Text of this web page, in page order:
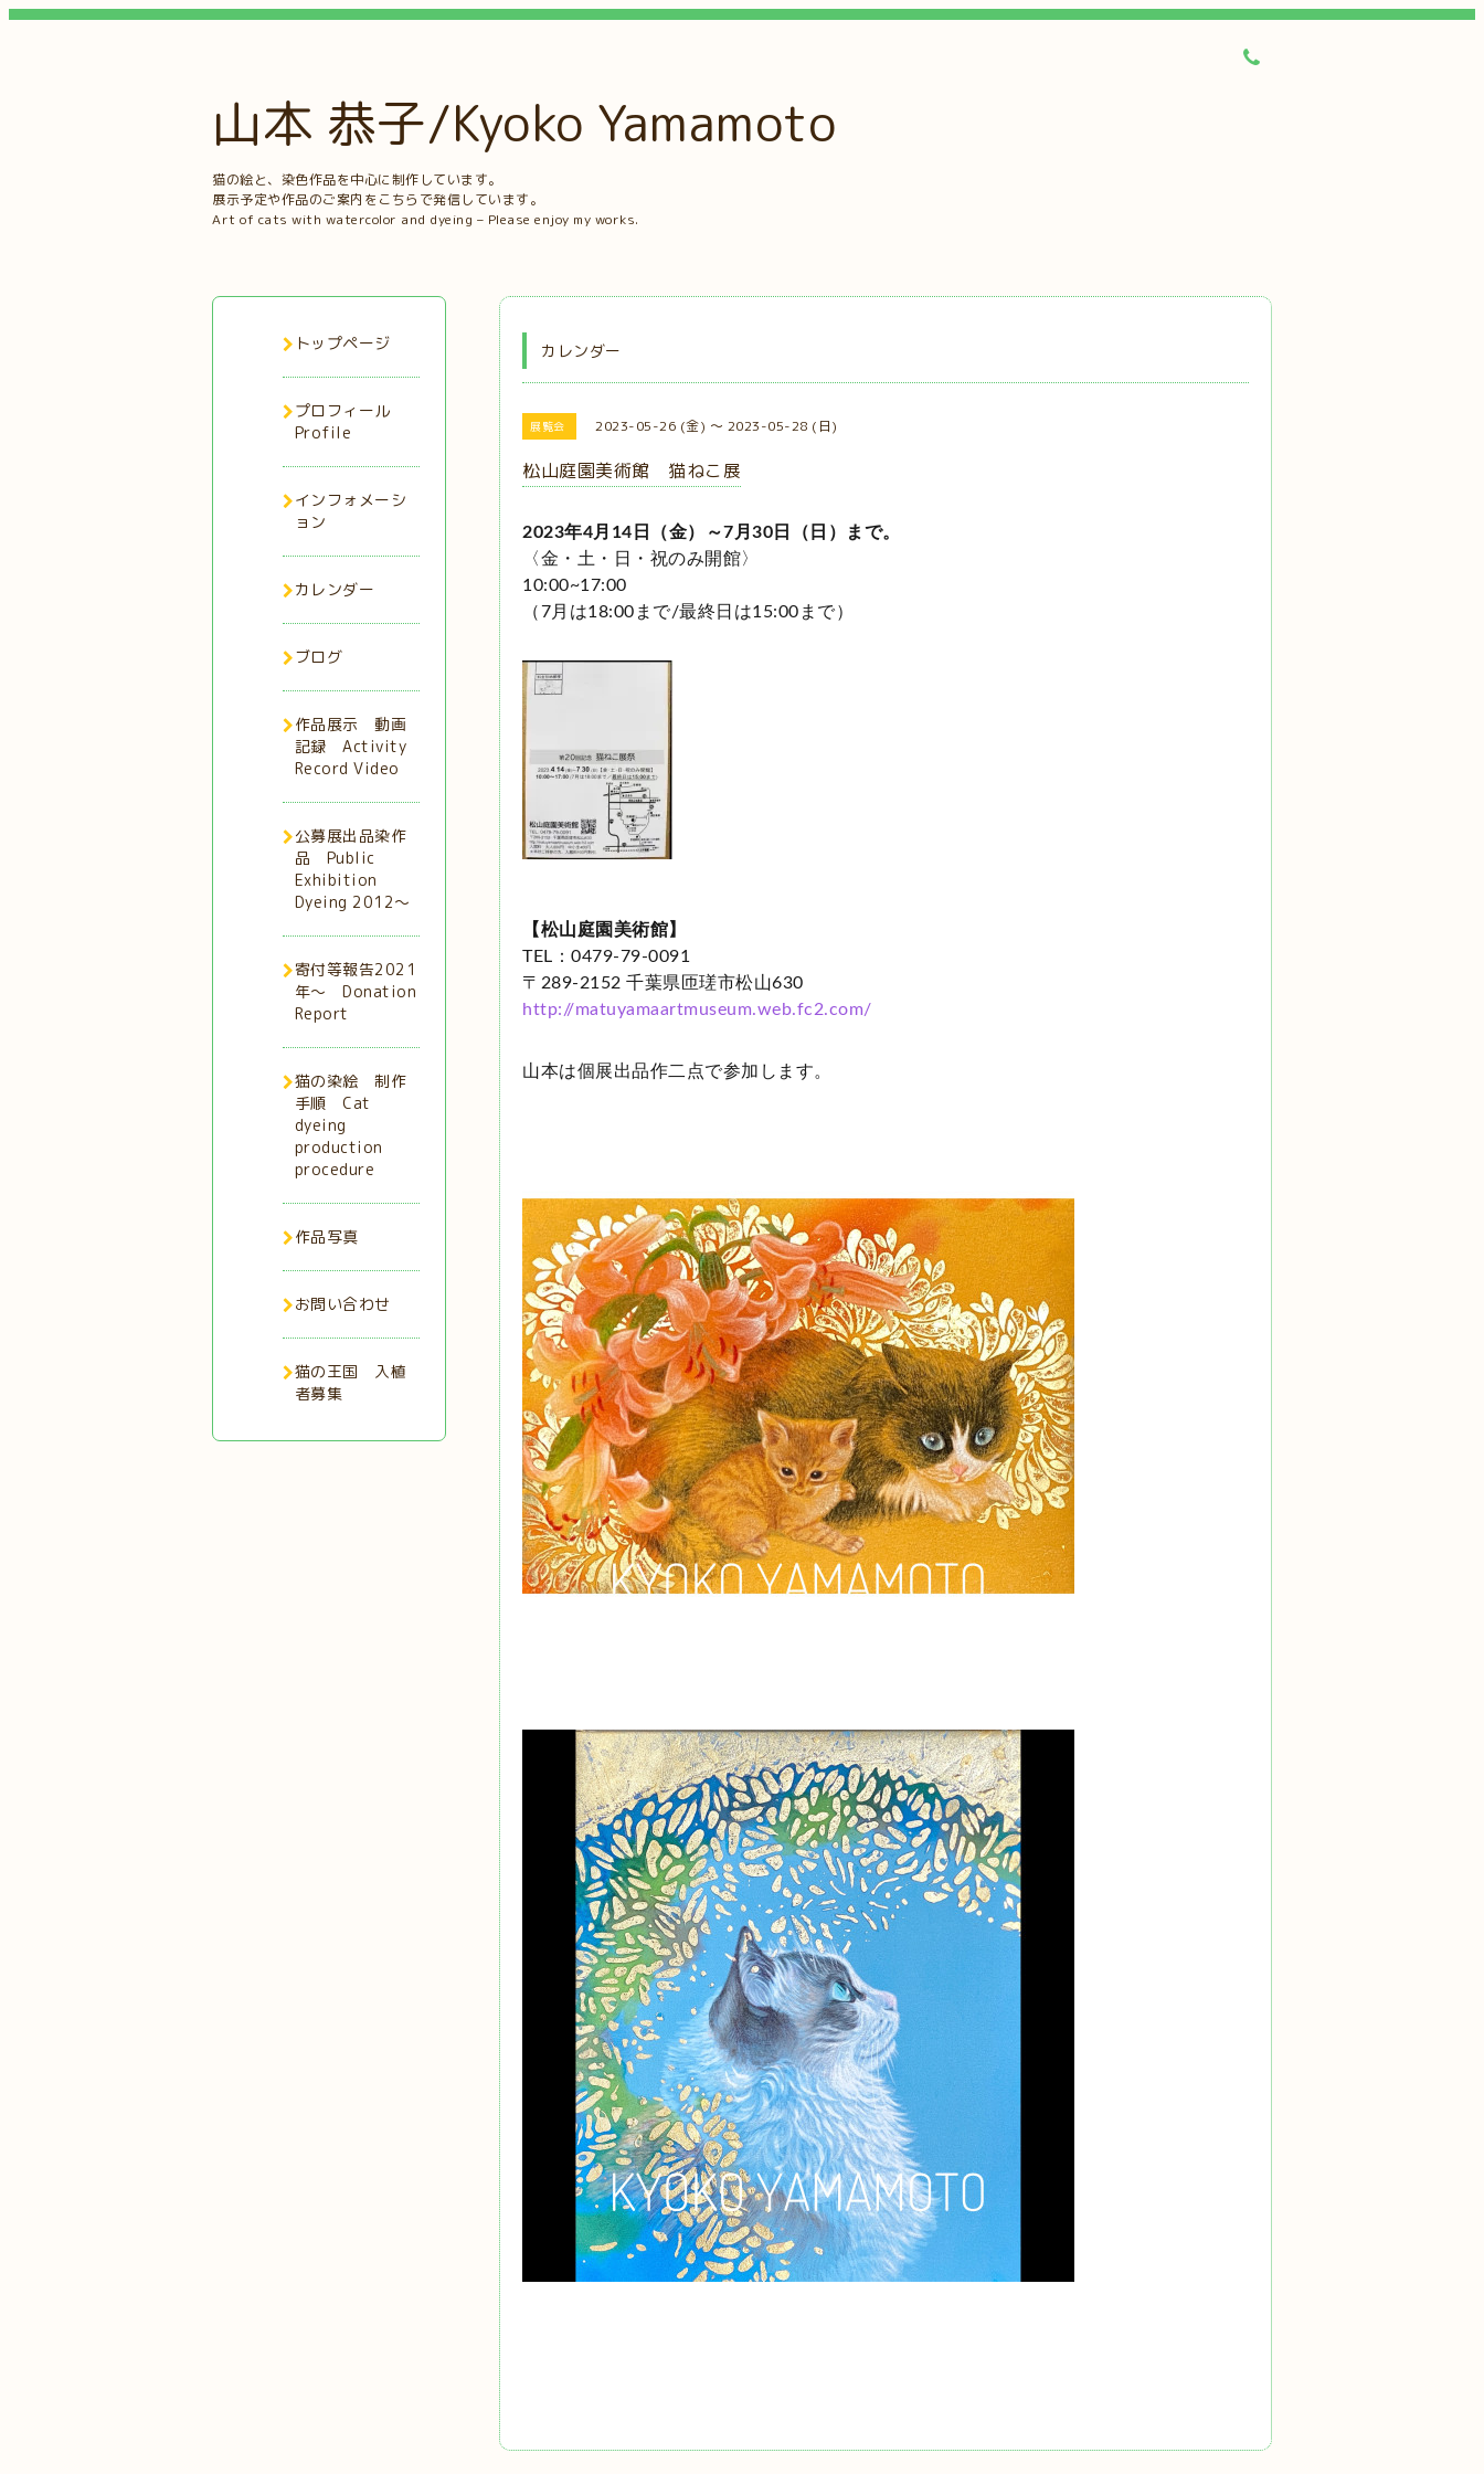
山本 恭子/Kyoko Yamamoto
猫の絵と、染色作品を中心に制作しています。
展示予定や作品のご案内をこちらで発信しています。
Art of cats with watercolor and dyeing – Please enjoy my works.
カレンダー
展覧会 2023-05-26 (金) ～ 2023-05-28 (日)
松山庭園美術館 猫ねこ展
2023年4月14日（金）～7月30日（日）まで。
〈金・土・日・祝のみ開館〉
10:00~17:00
（7月は18:00まで/最終日は15:00まで）
【松山庭園美術館】
TEL：0479-79-0091
〒289-2152 千葉県匝瑳市松山630
http://matuyamaartmuseum.web.fc2.com/
山本は個展出品作二点で参加します。
トップページ
プロフィール
Profile
インフォメーシ
ョン
カレンダー
ブログ
作品展示 動画
記録 Activity
Record Video
公募展出品染作
品 Public
Exhibition
Dyeing 2012～
寄付等報告2021
年〜 Donation
Report
猫の染絵 制作
手順 Cat
dyeing
production
procedure
作品写真
お問い合わせ
猫の王国 入植
者募集